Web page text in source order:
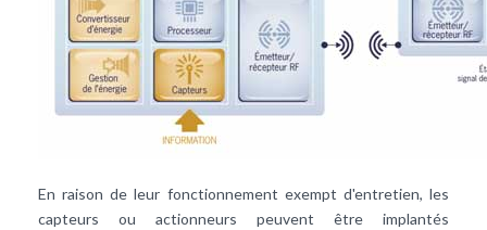
En raison de leur fonctionnement exempt d'entretien, les
capteurs ou actionneurs peuvent être implantés